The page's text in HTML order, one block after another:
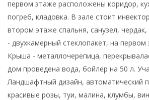
первом этаже расположены коридор,
погреб, кладовка. В зале стоит
втором этаже спальня, санузел,
- двухкамерный стеклопакет, на
Крыша - металлочерепица,
дом проведена вода, бойлер на 50 л.
Ландшафтный дизайн, автоматический
красивые розы, туи, малина, клумбы,